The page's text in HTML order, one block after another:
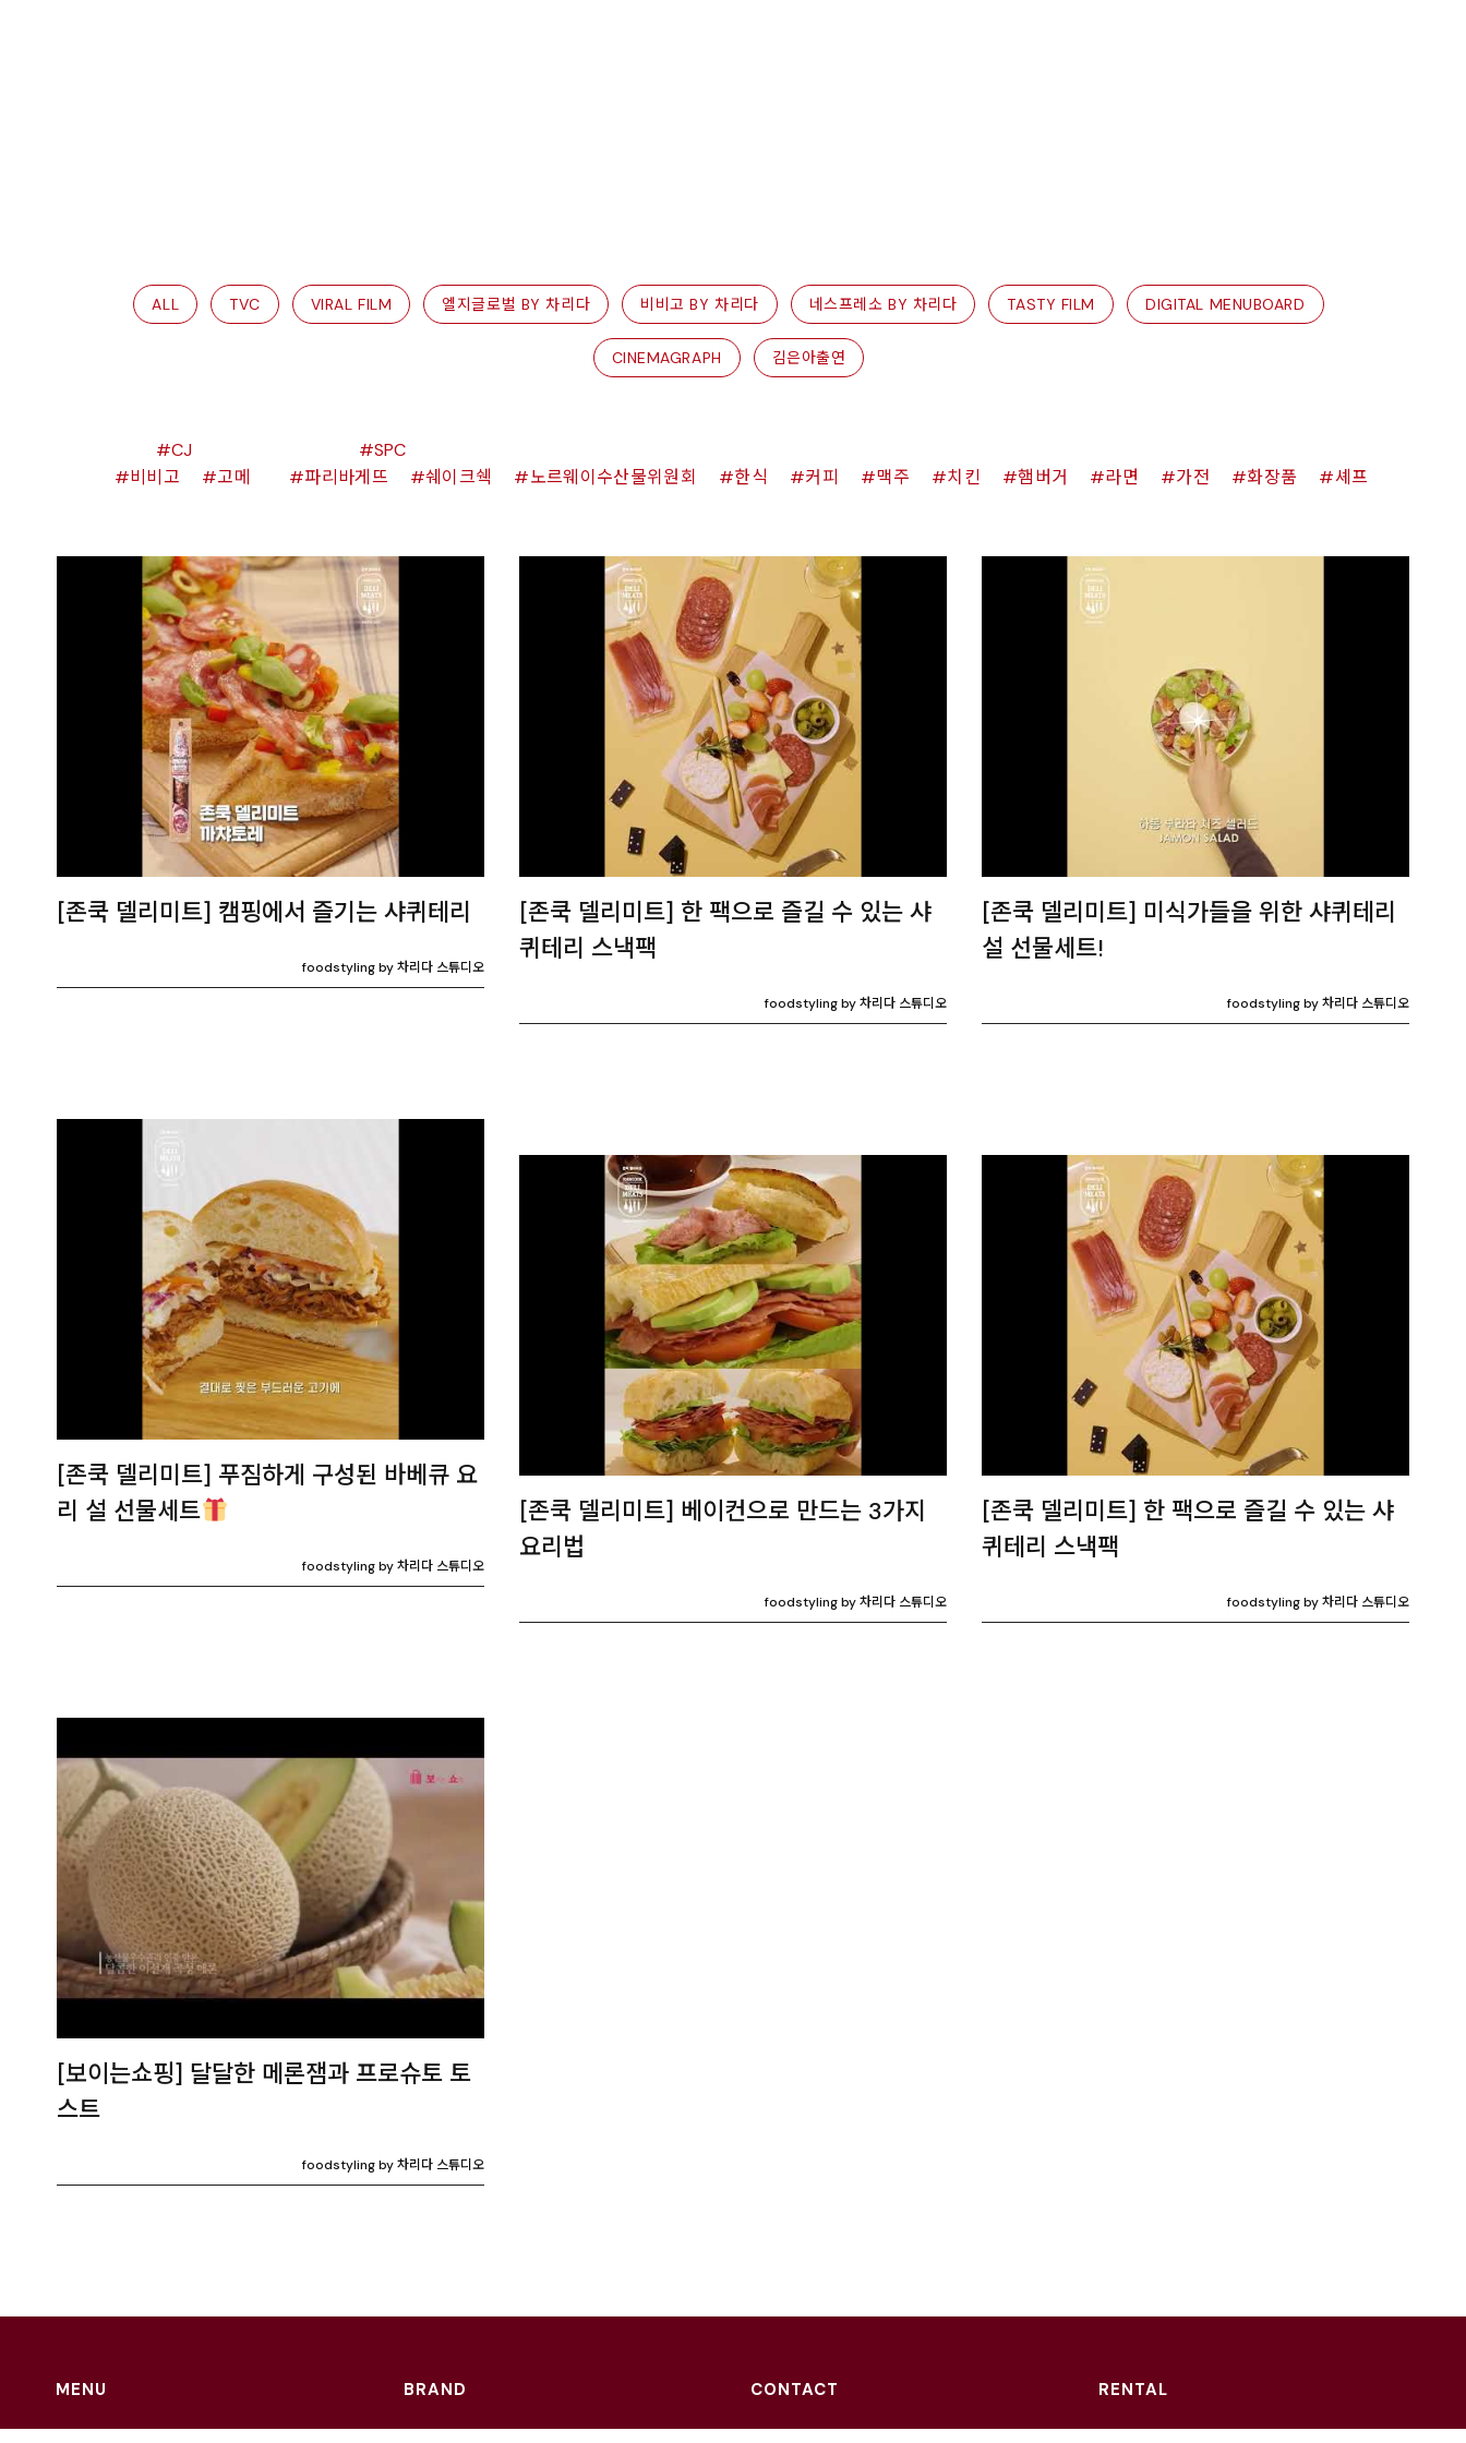
ALL TVC VIRAL FILM 엘지글로벌 BY 차리다 비비고 BY 차리다 네스프레소 BY 차리다 TASTY FILM DIGITAL MENUBOARD
CINEMAGRAPH 김은아출연
CJ
비비고
고메
SPC
파리바게뜨
쉐이크쉑 노르웨이수산물위원회 한식 커피 맥주 치킨 햄버거 라면 가전 화장품 셰프
[존쿡 델리미트] 캠핑에서 즐기는 샤퀴테리
foodstyling by 차리다 스튜디오
[존쿡 델리미트] 한 팩으로 즐길 수 있는 샤
퀴테리 스낵팩
foodstyling by 차리다 스튜디오
[존쿡 델리미트] 미식가들을 위한 샤퀴테리
설 선물세트!
foodstyling by 차리다 스튜디오
[존쿡 델리미트] 푸짐하게 구성된 바베큐 요
리 설 선물세트
foodstyling by 차리다 스튜디오
[존쿡 델리미트] 베이컨으로 만드는 3가지
요리법
foodstyling by 차리다 스튜디오
[존쿡 델리미트] 한 팩으로 즐길 수 있는 샤
퀴테리 스낵팩
foodstyling by 차리다 스튜디오
[보이는쇼핑] 달달한 메론잼과 프로슈토 토
스트
foodstyling by 차리다 스튜디오
MENU BRAND CONTACT RENTAL